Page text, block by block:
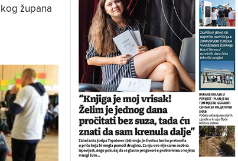
župana